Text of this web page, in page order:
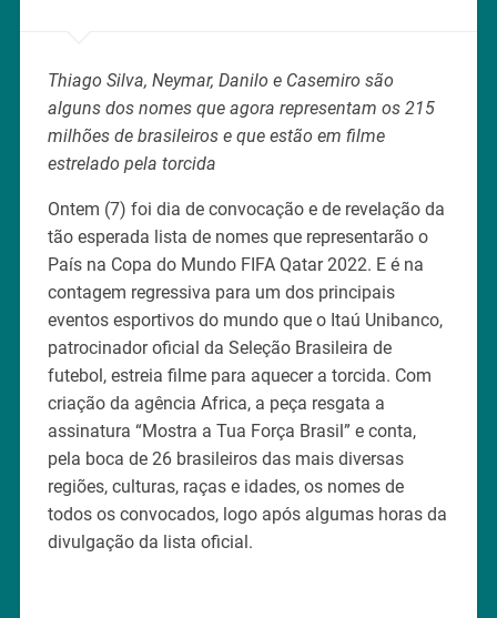
Thiago Silva, Neymar, Danilo e Casemiro são
alguns dos nomes que agora representam os 215
milhões de brasileiros e que estão em filme
estrelado pela torcida
Ontem (7) foi dia de convocação e de revelação da
tão esperada lista de nomes que representarão o
País na Copa do Mundo FIFA Qatar 2022. E é na
contagem regressiva para um dos principais
eventos esportivos do mundo que o Itaú Unibanco,
patrocinador oficial da Seleção Brasileira de
futebol, estreia filme para aquecer a torcida. Com
criação da agência Africa, a peça resgata a
assinatura “Mostra a Tua Força Brasil” e conta,
pela boca de 26 brasileiros das mais diversas
regiões, culturas, raças e idades, os nomes de
todos os convocados, logo após algumas horas da
divulgação da lista oficial.